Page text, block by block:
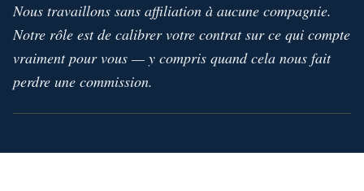
Nous travaillons sans affiliation à aucune compagnie.
Notre rôle est de calibrer votre contrat sur ce qui compte
vraiment pour vous — y compris quand cela nous fait
perdre une commission.